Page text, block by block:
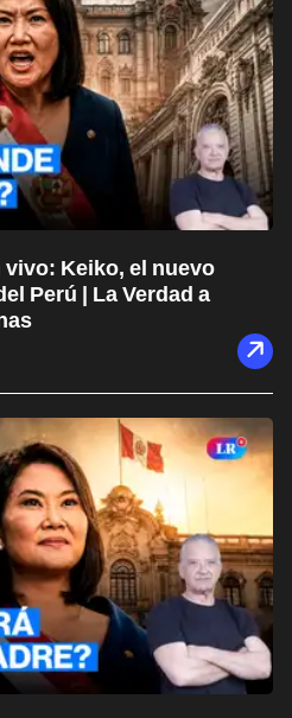
Keiko, el nuevo
Perú | La Verdad a